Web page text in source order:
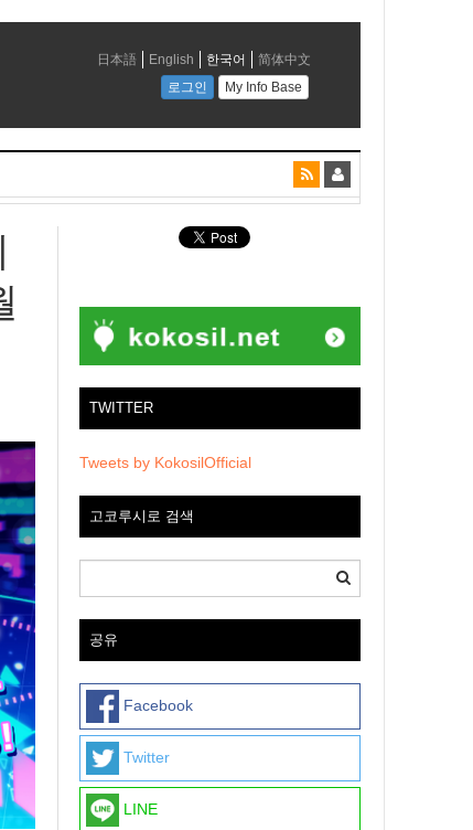
TWITTER
Tweets by KokosilOfficial
고코루시로 검색
공유
Facebook
Twitter
LINE